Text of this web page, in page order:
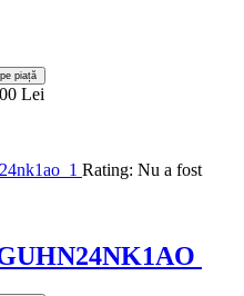
piață
Lei
Rating: Nu a fost